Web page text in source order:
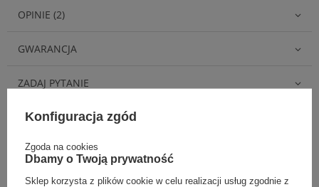
OPINIE (2)
GWARANCJA
ZADAJ PYTANIE
Eleganckie opakowanie gratis
Konfiguracja zgód
Zgoda na cookies
Dbamy o Twoją prywatność
Sklep korzysta z plików cookie w celu realizacji usług zgodnie z